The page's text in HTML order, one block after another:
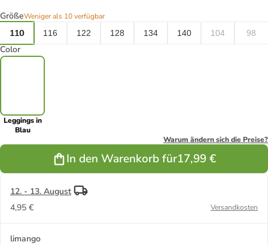
GrößeWeniger als 10 verfügbar
110
116 122 128 134 140 104 98
Color
Leggings in
Blau
Warum ändern sich die Preise?
In den Warenkorb für17,99 €
12. - 13. August
4,95 €
Versandkosten
limango